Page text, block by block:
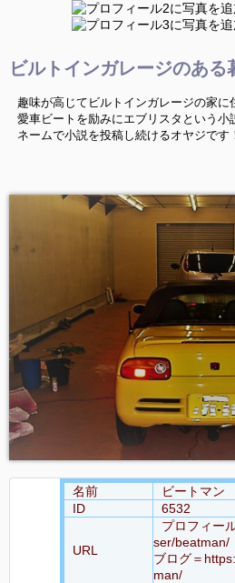
ビルトインガレージのある
趣味が高じてビルトインガレージの家に
愛車ビートを励みにエブリスタという
ネームで小説を投稿し続けるオヤジです
名前
ビートマン
ID
6532
URL
プロフィー
ser/beatman/
ブログ＝
man/